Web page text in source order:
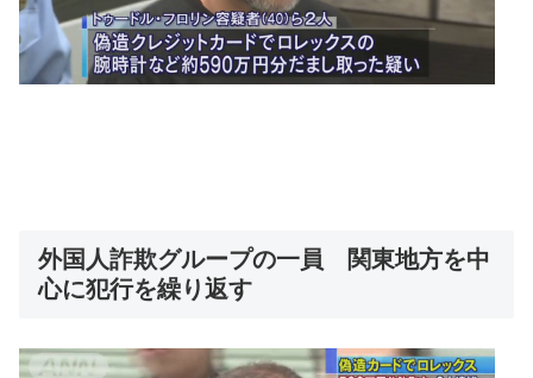
外国人詐欺グループの一員 関東地方を中
心に犯行を繰り返す